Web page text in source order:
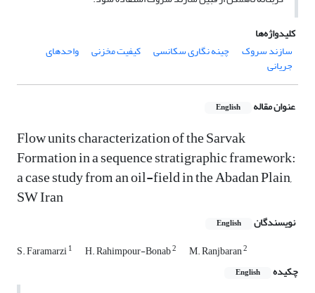
کلیدواژه‌ها
سازند سروک
چینه نگاری سکانسی کیفیت مخزنی واحدهای
جریانی
عنوان مقاله English
Flow units characterization of the Sarvak
Formation in a sequence stratigraphic framework:
a case study from an oil-field in the Abadan Plain,
SW Iran
نویسندگان English
S. Faramarzi1 H. Rahimpour-Bonab2 M. Ranjbaran2
چکیده English